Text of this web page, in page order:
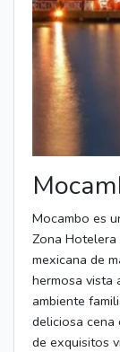
Mocambo es
Zona Hotelera
mexicana de
hermosa vista
ambiente
deliciosa cena
de exquisitos